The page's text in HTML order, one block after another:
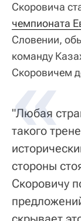
Скоровича
чемпионата
Словении,
команду
Скоровичем
"Любая
такого
стороны
Скоровичу